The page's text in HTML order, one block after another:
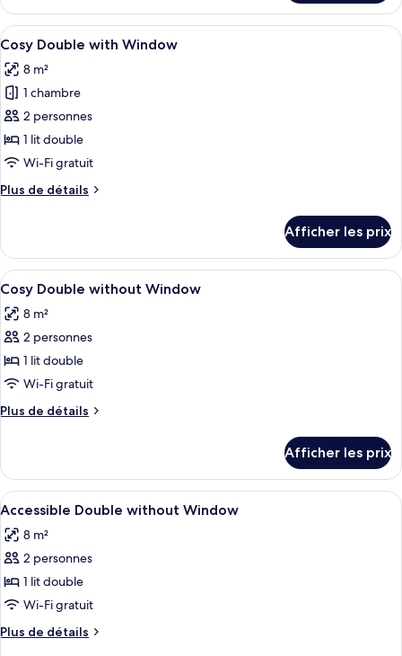
with
Window
Cosy
Twin
with
Window
Afficher
toutes
les
photos
pour
ce
type
chambre :
with
Window
Une chambre d’hôtel moderne
8
Cosy Double with Window
8 m²
1 chambre
2 personnes
1 lit double
Wi-Fi gratuit
Plus de détails
Plus
Cosy
Double
with
Window
Afficher les prix
Afficher
toutes
les
photos
pour
ce
type
de
Cosy
Double
without
Window
Une chambre d’hôtel moderne
5
Cosy Double without Window
8 m²
2 personnes
1 lit double
Wi-Fi gratuit
Plus de détails
Plus
Cosy
Double
without
Afficher les prix
Afficher
toutes
les
photos
pour
ce
type
de
Une chambre d’hôtel moderne
5
Accessible Double without Window
8 m²
2 personnes
1 lit double
Wi-Fi gratuit
Plus de détails
Plus